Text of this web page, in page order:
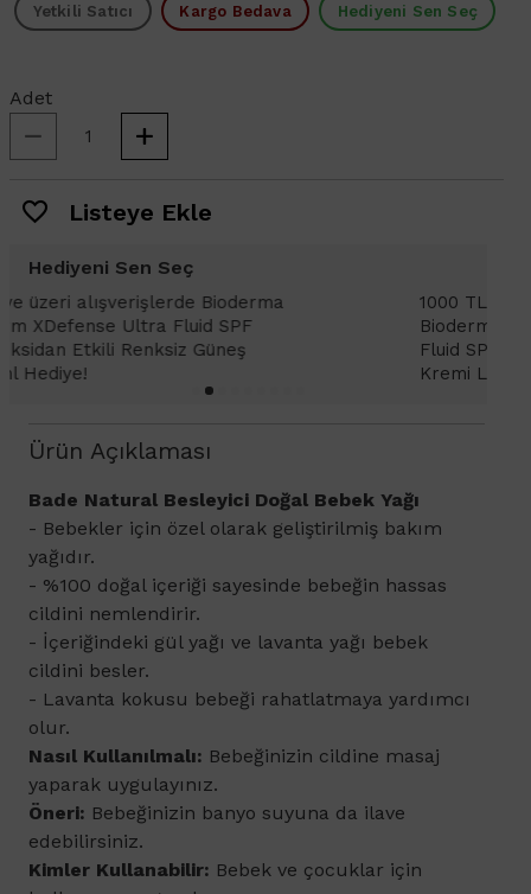
Yetkili Satıcı Kargo Bedava Hediyeni Sen Seç
Adet
Listeye Ekle
Hediyeni Sen Seç
1000 TL ve üzeri alışverişlerinizde
Bioderma Photoderm XDefense Ultra
Fluid SPF 50+ Antioksidan Renkli Güneş
Kremi Light 2ml hediye!
Ürün Açıklaması
​Bade Natural Besleyici Doğal Bebek Yağı
- Bebekler için özel olarak geliştirilmiş bakım
yağıdır.
- %100 doğal içeriği sayesinde bebeğin hassas
cildini nemlendirir.
- İçeriğindeki gül yağı ve lavanta yağı bebek
cildini besler.
- Lavanta kokusu bebeği rahatlatmaya yardımcı
olur.
Nasıl Kullanılmalı: Bebeğinizin cildine masaj
yaparak uygulayınız.
Öneri: Bebeğinizin banyo suyuna da ilave
edebilirsiniz.
Kimler Kullanabilir: Bebek ve çocuklar için